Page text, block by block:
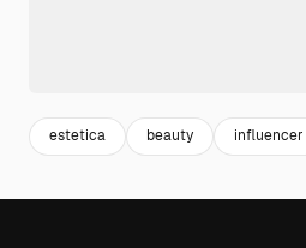
estetica beauty influencer